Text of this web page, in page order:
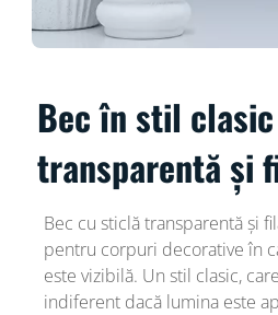
Bec în stil
transparentă și
Bec cu sticlă transparentă și
pentru corpuri decorative în
este vizibilă. Un stil clasic,
indiferent dacă lumina este